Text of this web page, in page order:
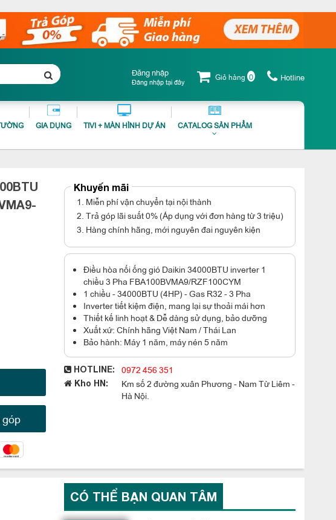
Hotline
Giỏ hàng 0
Đăng nhập
Đăng nhập tại đây
GIA DỤNG TIVI + MÀN HÌNH DỰ ÁN CATALOG SẢN PHẨM
góp
Khuyến mãi
1. Miễn phí vận chuyển tại nội thành
2. Trả góp lãi suất 0% (Áp dụng với đơn hàng từ 3 triệu)
3. Hàng chính hãng, mới nguyên đai nguyên kiện
Điều hòa nối ống gió Daikin 34000BTU inverter 1
chiều 3 Pha FBA100BVMA9/RZF100CYM
1 chiều - 34000BTU (4HP) - Gas R32 - 3 Pha
Inverter tiết kiệm điện, mang lại sự thoải mái hơn
Thiết kế linh hoạt & Dễ dàng sử dụng, bảo dưỡng
Xuất xứ: Chính hãng Việt Nam / Thái Lan
Bảo hành: Máy 1 năm, máy nén 5 năm
HOTLINE: 0972 456 351
Kho HN:
Km số 2 đường xuân Phương - Nam Từ Liêm -
Hà Nội.
CÓ THỂ BẠN QUAN TÂM